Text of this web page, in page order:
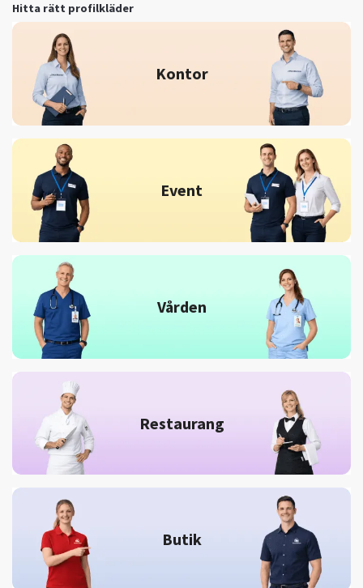
Hitta rätt profilkläder
Kontor
Event
Vården
Restaurang
Butik